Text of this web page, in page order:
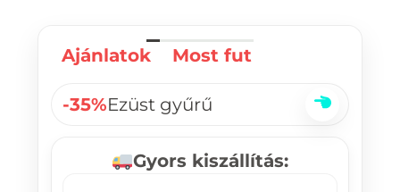
Ajánlatok Most fut
-35%Ezüst gyűrű
Gyors kiszállítás: